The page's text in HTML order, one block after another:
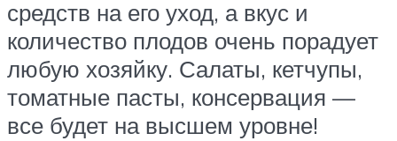
средств на его уход, а вкус и
количество плодов очень порадует
любую хозяйку. Салаты, кетчупы,
томатные пасты, консервация —
все будет на высшем уровне!